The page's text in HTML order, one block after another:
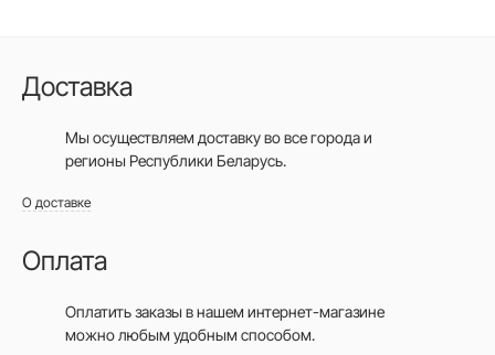
Доставка
Мы осуществляем доставку во все городаи
регионы Республики Беларусь.
О доставке
Оплата
Оплатить заказы в нашем интернет-магазине
можно любым удобным способом.